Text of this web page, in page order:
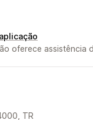
oferece assistência
TR